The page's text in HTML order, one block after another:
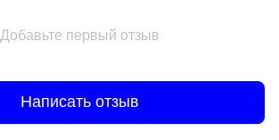
Добавьте первый отзыв
Написать отзыв